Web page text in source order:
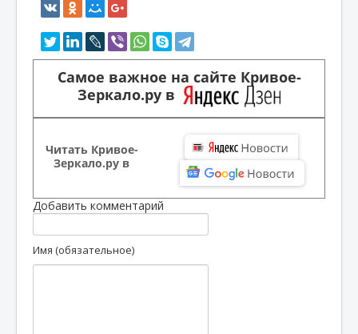
Самое важное на сайте Кривое-
Зеркало.ру в
Читать Кривое-
Зеркало.ру в
Добавить комментарий
Имя (обязательное)